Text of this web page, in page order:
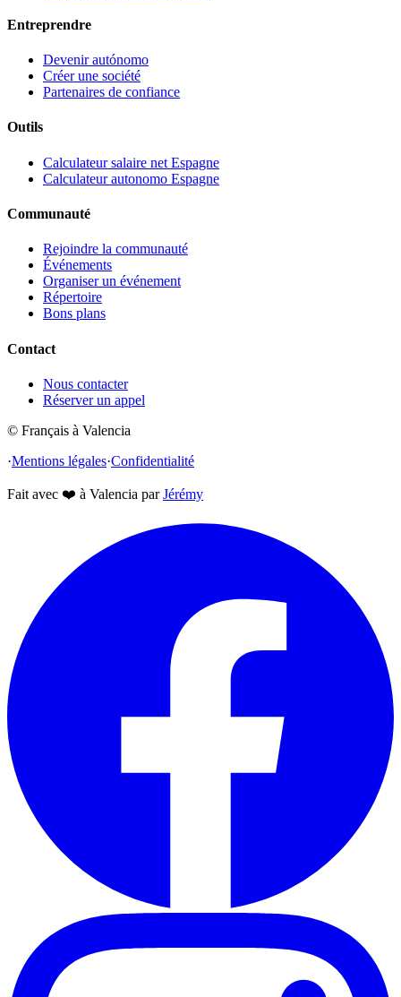
Entreprendre
Devenir autónomo
Créer une société
Partenaires de confiance
Outils
Calculateur salaire net Espagne
Calculateur autonomo Espagne
Communauté
Rejoindre la communauté
Événements
Organiser un événement
Répertoire
Bons plans
Contact
Nous contacter
Réserver un appel
© Français à Valencia
·Mentions légales·Confidentialité
Fait avec ❤️ à Valencia par Jérémy